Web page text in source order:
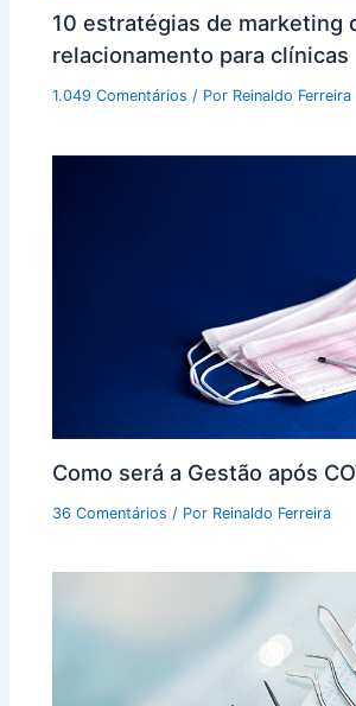
10 estratégias de marketing
relacionamento para clínicas
1.049 Comentários / Por Reinaldo Ferreira
Como será a Gestão após
36 Comentários / Por Reinaldo Ferreira